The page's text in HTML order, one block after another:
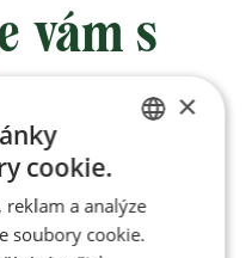
vám s
17:00
ENGLISH
×
cookie.
reklam a analýze
soubory cookie.